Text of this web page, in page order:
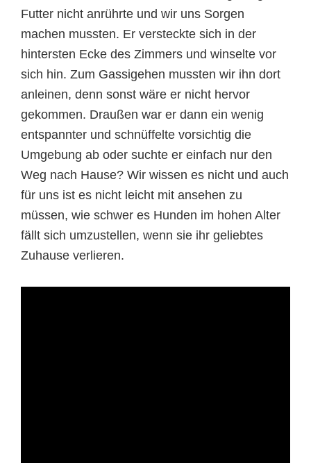
Futter nicht anrührte und wir uns Sorgen
machen mussten. Er versteckte sich in der
hintersten Ecke des Zimmers und winselte vor
sich hin. Zum Gassigehen mussten wir ihn dort
anleinen, denn sonst wäre er nicht hervor
gekommen. Draußen war er dann ein wenig
entspannter und schnüffelte vorsichtig die
Umgebung ab oder suchte er einfach nur den
Weg nach Hause? Wir wissen es nicht und auch
für uns ist es nicht leicht mit ansehen zu
müssen, wie schwer es Hunden im hohen Alter
fällt sich umzustellen, wenn sie ihr geliebtes
Zuhause verlieren.